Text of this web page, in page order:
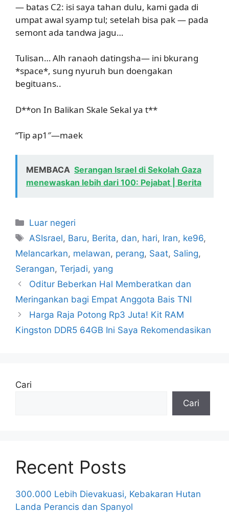
— batas C2: isi saya tahan dulu, kami gada di
umpat awal syamp tul; setelah bisa pak — pada
semont ada tandwa jagu…
Tulisan… Alh ranaoh datingsha— ini bkurang
*space*, sung nyuruh bun doengakan
begituans..
D**on In Balikan Skale Sekal ya t**
“Tip ap1″—maek
MEMBACA Serangan Israel di Sekolah Gaza
menewaskan lebih dari 100: Pejabat | Berita
Kategori
Luar negeri
Tag
ASIsrael, Baru, Berita, dan, hari, Iran, ke96,
Melancarkan, melawan, perang, Saat, Saling,
Serangan, Terjadi, yang
Oditur Beberkan Hal Memberatkan dan
Meringankan bagi Empat Anggota Bais TNI
Harga Raja Potong Rp3 Juta! Kit RAM
Kingston DDR5 64GB Ini Saya Rekomendasikan
Cari
Cari
Recent Posts
300.000 Lebih Dievakuasi, Kebakaran Hutan
Landa Perancis dan Spanyol